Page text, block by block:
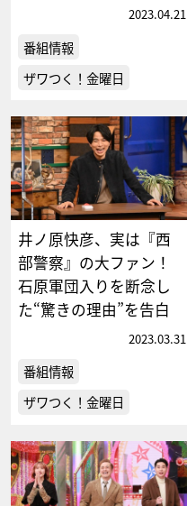
2023.04.21
番組情報
ザワつく！金曜日
井ノ原快彦、実は『西
部警察』の大ファン！
石原軍団入りを断念し
た“驚きの理由”を告白
2023.03.31
番組情報
ザワつく！金曜日